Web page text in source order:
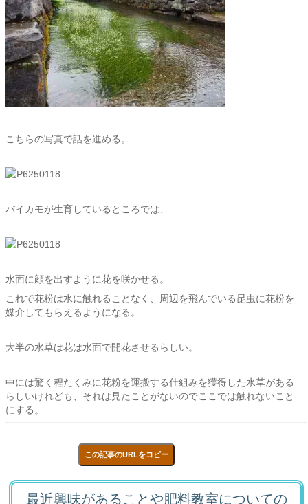
こちらの写真で話を進める。
バイカモが生育しているところでは、
水面に顔を出すように花を咲かせる。
これで花粉は水に触れることなく、周辺を飛んでいる昆虫に花粉を
媒介してもらえるようになる。
大半の水草は花は水面で開花させるらしい。
中には驚く程たくみに花粉を運搬する仕組みを獲得した水草がある
らしいけれども、それは見たことがないのでここでは触れないこと
にする。
この記事のURLをコピー
最近興味があることや肥料教室についての